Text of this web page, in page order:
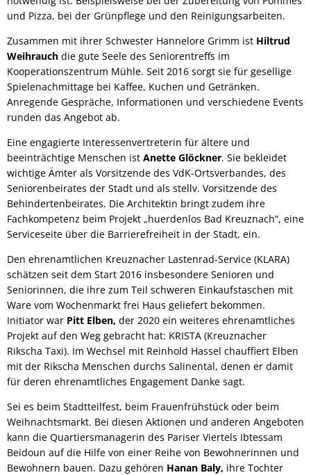
und Pizza, bei der Grünpflege und den Reinigungsarbeiten.
Zusammen mit ihrer Schwester Hannelore Grimm ist Hiltrud
Weihrauch die gute Seele des Seniorentreffs im
Kooperationszentrum Mühle. Seit 2016 sorgt sie für gesellige
Spielenachmittage bei Kaffee, Kuchen und Getränken.
Anregende Gespräche, Informationen und verschiedene Events
runden das Angebot ab.
Eine engagierte Interessenvertreterin für ältere und
beeinträchtige Menschen ist Anette Glöckner. Sie bekleidet
wichtige Ämter als Vorsitzende des VdK-Ortsverbandes, des
Seniorenbeirates der Stadt und als stellv. Vorsitzende des
Behindertenbeirates. Die Architektin bringt zudem ihre
Fachkompetenz beim Projekt „huerdenlos Bad Kreuznach“, eine
Serviceseite über die Barrierefreiheit in der Stadt, ein.
Den ehrenamtlichen Kreuznacher Lastenrad-Service (KLARA)
schätzen seit dem Start 2016 insbesondere Senioren und
Seniorinnen, die ihre zum Teil schweren Einkaufstaschen mit
Ware vom Wochenmarkt frei Haus geliefert bekommen.
Initiator war Pitt Elben, der 2020 ein weiteres ehrenamtliches
Projekt auf den Weg gebracht hat: KRISTA (Kreuznacher
Rikscha Taxi). Im Wechsel mit Reinhold Hassel chauffiert Elben
mit der Rikscha Menschen durchs Salinental, denen er damit
für deren ehrenamtliches Engagement Danke sagt.
Sei es beim Stadtteilfest, beim Frauenfrühstück oder beim
Weihnachtsmarkt. Bei diesen Aktionen und anderen Angeboten
kann die Quartiersmanagerin des Pariser Viertels Ibtessam
Beidoun auf die Hilfe von einer Reihe von Bewohnerinnen und
Bewohnern bauen. Dazu gehören Hanan Baly, ihre Tochter